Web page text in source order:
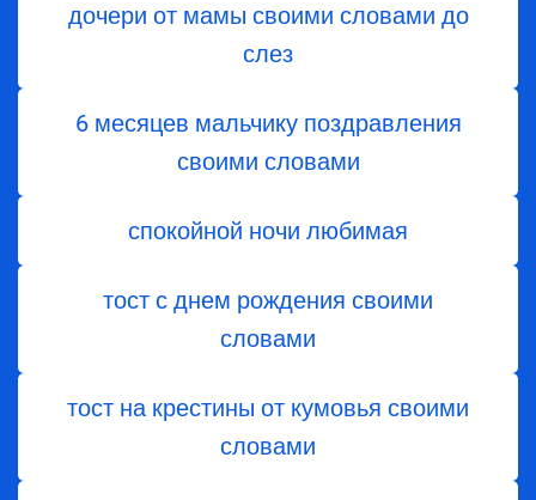
дочери от мамы своими словами до
слез
6 месяцев мальчику поздравления
своими словами
спокойной ночи любимая
тост с днем ​​рождения своими
словами
тост на крестины от кумовья своими
словами